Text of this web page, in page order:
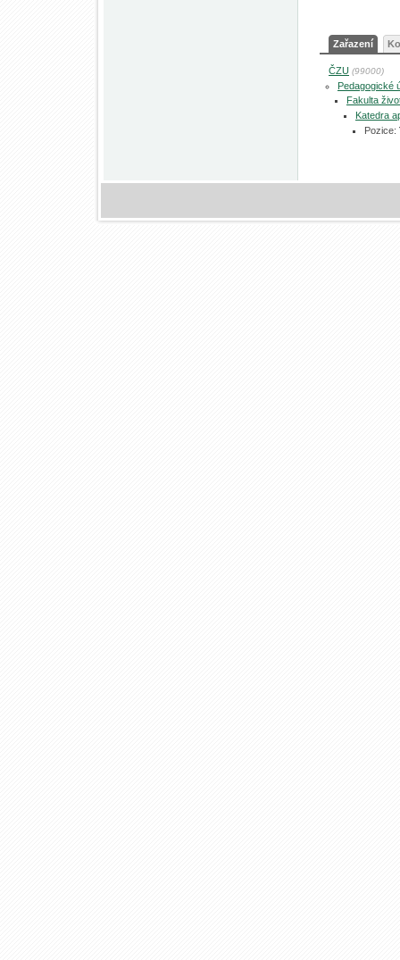
Zařazení
ČZU (99000)
Pedagogické
Fakulta
Katedra
Pozice: